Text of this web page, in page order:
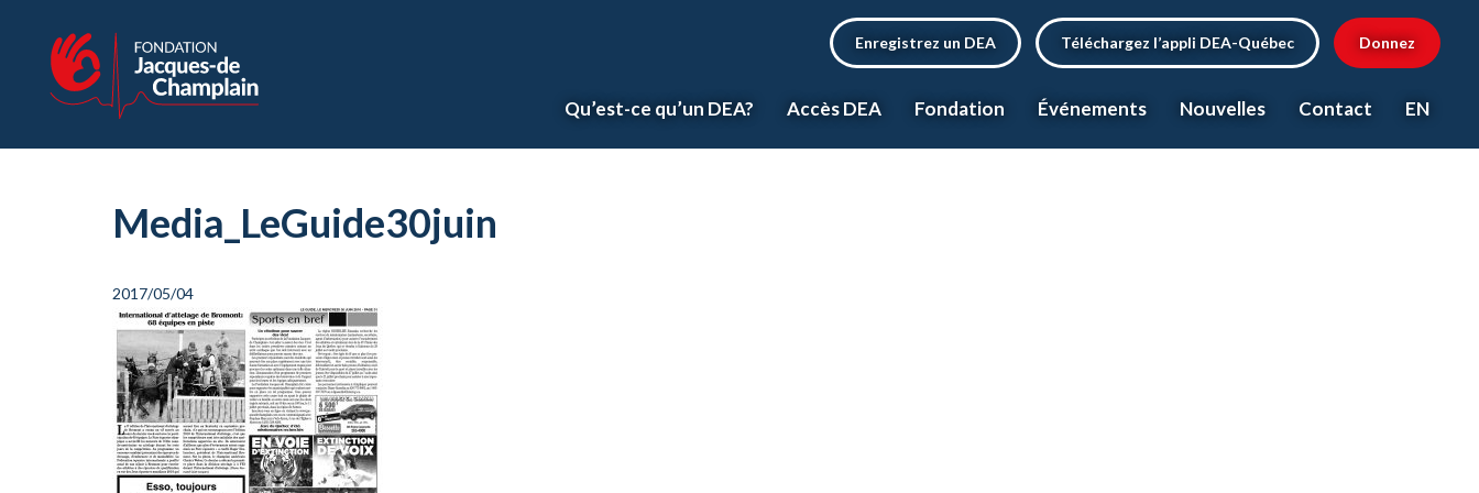
Enregistrez un DEA Téléchargez l’appli DEA-Québec Donnez
Qu’est-ce qu’un DEA? Accès DEA Fondation Événements Nouvelles Contact EN
Media_LeGuide30juin
2017/05/04